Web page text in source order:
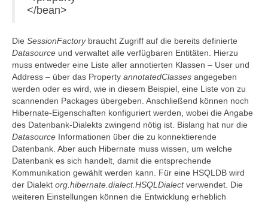
</bean>
Die SessionFactorybraucht Zugriff auf die bereits definierte
Datasource und verwaltet alle verfügbaren Entitäten. Hierzu
muss entweder eine Liste aller annotierten Klassen – User und
Address – über das Property annotatedClasses angegeben
werden oder es wird, wie in diesem Beispiel, eine Liste von zu
scannenden Packages übergeben. Anschließend können noch
Hibernate-Eigenschaften konfiguriert werden, wobei die Angabe
des Datenbank-Dialekts zwingend nötig ist. Bislang hat nur die
Datasource Informationen über die zu konnektierende
Datenbank. Aber auch Hibernate muss wissen, um welche
Datenbank es sich handelt, damit die entsprechende
Kommunikation gewählt werden kann. Für eine HSQLDB wird
der Dialekt org.hibernate.dialect.HSQLDialectverwendet. Die
weiteren Einstellungen können die Entwicklung erheblich